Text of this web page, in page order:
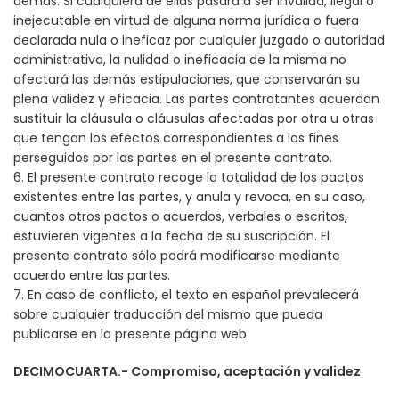
inejecutable en virtud de alguna norma jurídica o fuera
declarada nula o ineficaz por cualquier juzgado o autoridad
administrativa, la nulidad o ineficacia de la misma no
afectará las demás estipulaciones, que conservarán su
plena validez y eficacia. Las partes contratantes acuerdan
sustituir la cláusula o cláusulas afectadas por otra u otras
que tengan los efectos correspondientes a los fines
perseguidos por las partes en el presente contrato.
6. El presente contrato recoge la totalidad de los pactos
existentes entre las partes, y anula y revoca, en su caso,
cuantos otros pactos o acuerdos, verbales o escritos,
estuvieren vigentes a la fecha de su suscripción. El
presente contrato sólo podrá modificarse mediante
acuerdo entre las partes.
7. En caso de conflicto, el texto en español prevalecerá
sobre cualquier traducción del mismo que pueda
publicarse en la presente página web.
DECIMOCUARTA.- Compromiso, aceptación y validez